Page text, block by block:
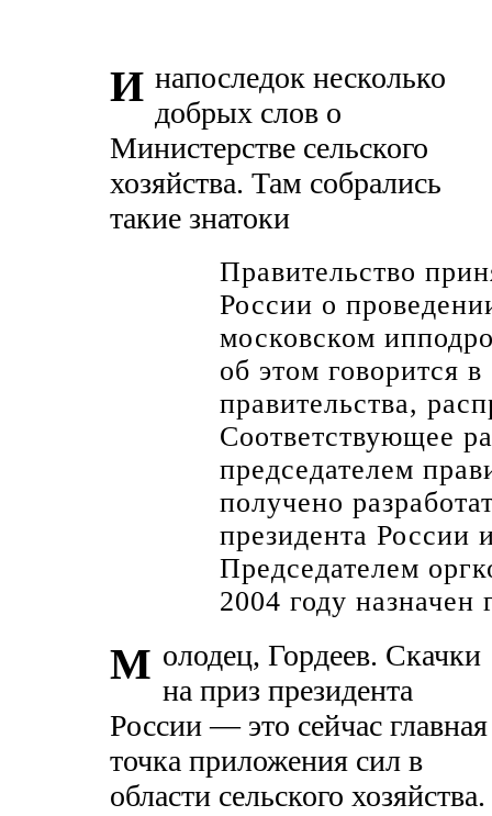
И напоследок несколько
добрых слов о
Министерстве сельского
хозяйства. Там собрались
такие знатоки
Правительство
России о
московском
об этом говорится
правительства,
Соответствующее
председателем
получено
президента России
Председателем
2004 году назначен
М олодец, Гордеев. Скачки
на приз президента
России — это сейчас главная
точка приложения сил в
области сельского хозяйства.